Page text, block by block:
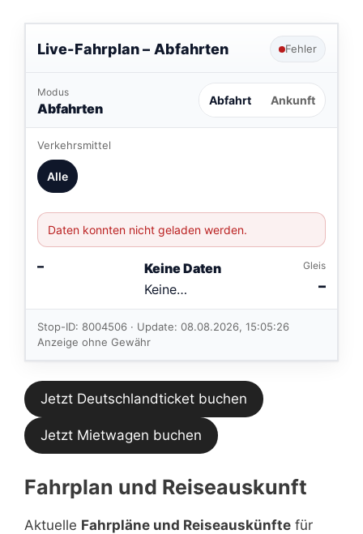
Live-Fahrplan – Abfahrten Fehler
Modus
Abfahrten Abfahrt Ankunft
Verkehrsmittel
Alle
Daten konnten nicht geladen werden.
–
Keine Daten
Keine
Verbindungen
im aktuellen
Feed.
Gleis
–
Stop-ID: 8004506 · Update: 08.08.2026, 15:05:26
Anzeige ohne Gewähr
Jetzt Deutschlandticket buchen
Jetzt Mietwagen buchen
Fahrplan und Reiseauskunft
Aktuelle Fahrpläne und Reiseauskünfte für